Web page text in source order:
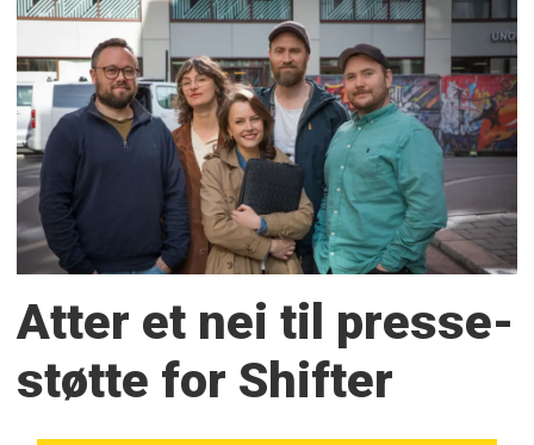
Atter et nei til presse­
støtte for Shifter